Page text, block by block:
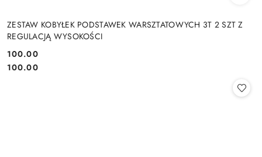
ZESTAW KOBYŁEK PODSTAWEK WARSZTATOWYCH 3T 2 SZT Z
REGULACJĄ WYSOKOŚCI
Cena:
100.00
Cena:
100.00